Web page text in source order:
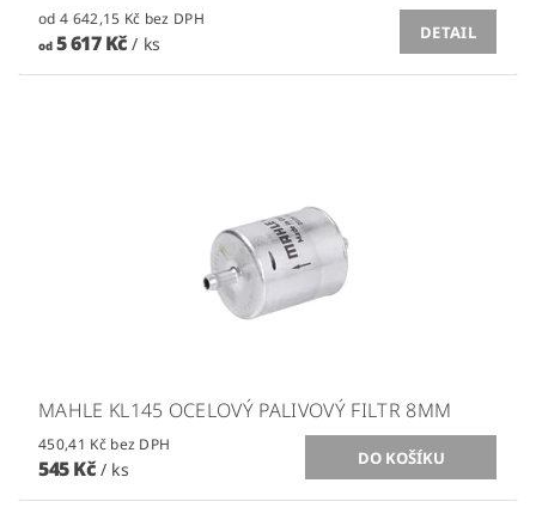
od 4 642,15 Kč bez DPH
od5 617 Kč/ ks
DETAIL
MAHLE KL145 OCELOVÝ PALIVOVÝ FILTR 8MM
450,41 Kč bez DPH
545 Kč / ks